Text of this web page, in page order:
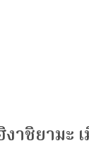
ชิยามะ